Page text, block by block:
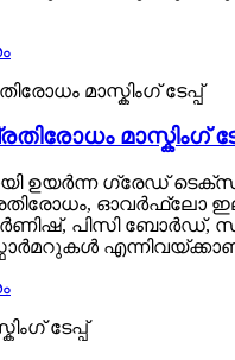
മാസ്കിംഗ്
ഉയർന്ന ഗ്രേഡ്
ഓവർഫ്ലോ
പിസി